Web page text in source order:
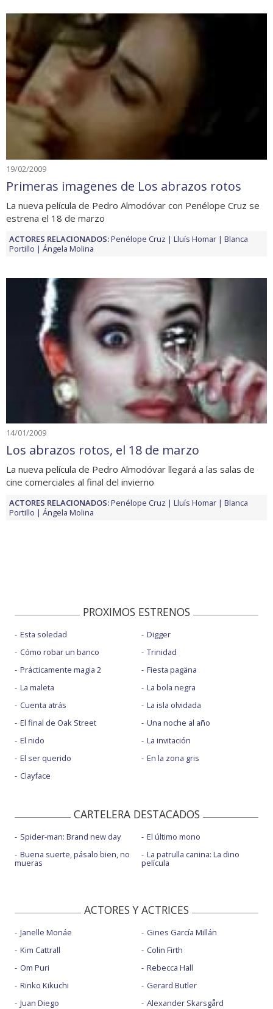
19/02/2009
Primeras imagenes de Los abrazos rotos
La nueva película de Pedro Almodóvar con Penélope Cruz se
estrena el 18 de marzo
ACTORES RELACIONADOS:Penélope Cruz Lluís Homar
Blanca
Portillo
Ángela Molina
14/01/2009
Los abrazos rotos, el 18 de marzo
La nueva película de Pedro Almodóvar llegará a las salas de
cine comerciales al final del invierno
ACTORES RELACIONADOS:Penélope Cruz Lluís Homar
Blanca
Portillo
Ángela Molina
PROXIMOS ESTRENOS
Esta soledad
Cómo robar un banco
Prácticamente magia 2
La maleta
Cuenta atrás
El final de Oak Street
El nido
El ser querido
Clayface
Digger
Trinidad
Fiesta pagäna
La bola negra
La isla olvidada
Una noche al año
La invitación
En la zona gris
CARTELERA DESTACADOS
Spider-man: Brand new day
Buena suerte, pásalo bien, no
mueras
El último mono
La patrulla canina: La dino
película
ACTORES Y ACTRICES
Janelle Monáe
Kim Cattrall
Om Puri
Rinko Kikuchi
Juan Diego
Gines García Millán
Colin Firth
Rebecca Hall
Gerard Butler
Alexander Skarsgård